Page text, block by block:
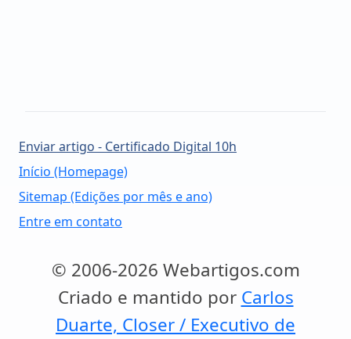
Enviar artigo - Certificado Digital 10h
Início (Homepage)
Sitemap (Edições por mês e ano)
Entre em contato
© 2006-2026 Webartigos.com
Criado e mantido por Carlos
Duarte, Closer / Executivo de